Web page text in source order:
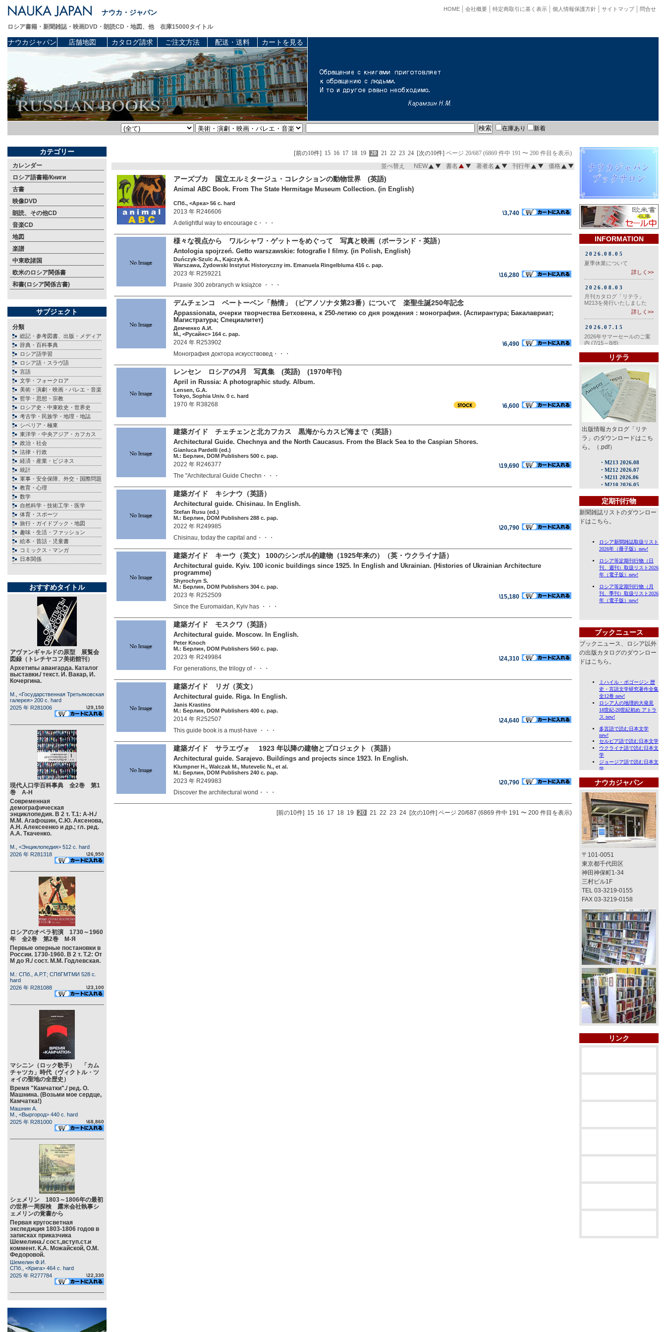
ナウカ・ジャパン 問合せ
サイトマップ
個人情報保護方針
特定商取引に基く表示
会社概要
HOME
ロシア書籍・新聞雑誌・映画DVD・朗読CD・地図、他 在庫15000タイトル
ナウカジャパン 店舗地図 カタログ請求 ご注文方法 配送・送料 カートを見る
在庫あり 新着
カテゴリー
カレンダー
ロシア語書籍/Книги
古書
映像DVD
朗読、その他CD
音楽CD
地図
楽譜
中東欧諸国
欧米のロシア関係書
和書(ロシア関係古書)
サブジェクト
分類
総記・参考図書、出版・メディア
辞典・百科事典
ロシア語学習
ロシア語・スラヴ語
言語
文学・フォークロア
美術・演劇・映画・バレエ・音楽
哲学・思想・宗教
ロシア史・中東欧史・世界史
考古学・民族学・地理・地誌
シベリア・極東
東洋学・中央アジア・カフカス
政治・社会
法律・行政
経済・産業・ビジネス
統計
軍事・安全保障、外交・国際問題
教育・心理
数学
自然科学・技術工学・医学
体育・スポーツ
旅行・ガイドブック・地図
趣味・生活・ファッション
絵本・昔話・児童書
コミックス・マンガ
日本関係
おすすめタイトル
アヴァンギャルドの原型 展覧会
図録（トレチヤコフ美術館刊）
Архетипы авангарда. Каталог
выставки./ текст. И. Вакар, И.
Кочергина.
М., <Государственная Третьяковская
галерея> 200 c. hard
2025 年 R281006
\29,150
現代人口学百科事典 全2巻 第1
巻 А-Н
Современная
демографическая
энциклопедия. В 2 т. Т.1: А-Н./
М.М. Агафошин, С.Ю. Аксенова,
А.Н. Алексеенко и др.; гл. ред.
А.А. Ткаченко.
М., <Энциклопедия> 512 c. hard
2026 年 R281318
\26,950
ロシアのオペラ初演 1730～1960
年 全2巻 第2巻 М-Я
Первые оперные постановки в
России. 1730-1960. В 2 т. Т.2: От
М до Я./ сост. М.М. Годлевская.
М.: СПб., А.Р.Т; СПбГМТМИ 528 c.
hard
2026 年 R281088
\23,100
マシニン（ロック歌手） 「カム
チャツカ」時代（ヴィクトル・ツ
ォイの聖地の全歴史）
Время "Камчатки"./ ред. О.
Машнина. (Возьми мое сердце,
Камчатка!)
Машнин А.
М., <Выргород> 440 c. hard
2025 年 R281000
\68,860
シェメリン 1803～1806年の最初
の世界一周探検 露米会社執事シ
ェメリンの覚書から
Первая кругосветная
экспедиция 1803-1806 годов в
записках приказчика
Шемелина./ сост.,вступ.ст.и
коммент. К.А. Можайской, О.М.
Федоровой.
Шемелин Ф.И.
СПб., <Крига> 464 c. hard
2025 年 R277784
\22,330
[前の10件] 15 16 17 18 19 20 21 22 23 24 [次の10件] ページ 20/687 (6869 件中 191 〜 200 件目を表示)
並べ替え NEW 書名 著者名 刊行年 価格
アーズブカ 国立エルミタージュ・コレクションの動物世界 (英語)
Animal ABC Book. From The State Hermitage Museum Collection. (in English)
СПб., <Арка> 56 c. hard
2013 年 R246606
\3,740
A delightful way to encourage c・・・
様々な視点から ワルシャワ・ゲットーをめぐって 写真と映画（ポーランド・英語）
Antologia spojrzeń. Getto warszawskie: fotografie I filmy. (in Polish, English)
Duńczyk-Szulc A., Kajczyk A.
Warszawa, Żydowski Instytut Historyczny im. Emanuela Ringelbluma 416 c. pap.
2023 年 R259221
\16,280
Prawie 300 zebranych w książce ・・・
デムチェンコ ベートーベン「熱情」（ピアノソナタ第23番）について 楽聖生誕250年記念
Appassionata, очерки творчества Бетховена, к 250-летию со дня рождения : монография. (Аспирантура; Бакалавриат;
Магистратура; Специалитет)
Демченко А.И.
М., <Русайнс> 164 c. pap.
2024 年 R253902
\6,490
Монография доктора искусствовед・・・
レンセン ロシアの4月 写真集 (英語) (1970年刊)
April in Russia: A photographic study. Album.
Lensen, G.A.
Tokyo, Sophia Univ. 0 c. hard
1970 年 R38268 \6,600
建築ガイド チェチェンと北カフカス 黒海からカスピ海まで（英語）
Architectural Guide. Chechnya and the North Caucasus. From the Black Sea to the Caspian Shores.
Gianluca Pardelli (ed.)
М.: Берлин, DOM Publishers 500 c. pap.
2022 年 R246377
\19,690
The "Architectural Guide Chechn・・・
建築ガイド キシナウ（英語）
Architectural guide. Chisinau. In English.
Stefan Rusu (ed.)
М.: Берлин, DOM Publishers 288 c. pap.
2022 年 R249985
\20,790
Chisinau, today the capital and・・・
建築ガイド キーウ（英文） 100のシンボル的建物（1925年来の）（英・ウクライナ語）
Architectural guide. Kyiv. 100 iconic buildings since 1925. In English and Ukrainian. (Histories of Ukrainian Architecture
programme)
Shyrochyn S.
М.: Берлин, DOM Publishers 304 c. pap.
2023 年 R252509
\15,180
Since the Euromaidan, Kyiv has ・・・
建築ガイド モスクワ（英語）
Architectural guide. Moscow. In English.
Peter Knoch
М.: Берлин, DOM Publishers 560 c. pap.
2023 年 R249984
\24,310
For generations, the trilogy of・・・
建築ガイド リガ（英文）
Architectural guide. Riga. In English.
Janis Krastins
М.: Берлин, DOM Publishers 400 c. pap.
2014 年 R252507
\24,640
This guide book is a must-have ・・・
建築ガイド サラエヴォ 1923 年以降の建物とプロジェクト（英語）
Architectural guide. Sarajevo. Buildings and projects since 1923. In English.
Klumpner H., Walczak M., Mutevelic N., et al.
М.: Берлин, DOM Publishers 240 c. pap.
2023 年 R249983
\20,790
Discover the architectural wond・・・
[前の10件] 15 16 17 18 19 20 21 22 23 24 [次の10件] ページ 20/687 (6869 件中 191 〜 200 件目を表示)
INFORMATION
リテラ
出版情報カタログ「リテ
ラ」のダウンロードはこち
ら。（.pdf）
定期刊行物
新聞雑誌リストのダウンロー
ドはこちら。
ブックニュース
ブックニュース、ロシア以外
の出版カタログのダウンロー
ドはこちら。
ナウカジャパン
〒101-0051
東京都千代田区
神田神保町1-34
三村ビル1F
TEL 03-3219-0155
FAX 03-3219-0158
リンク